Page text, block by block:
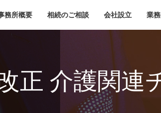
所
務所概要 相続のご相談 会社設立 業
正 介護関連